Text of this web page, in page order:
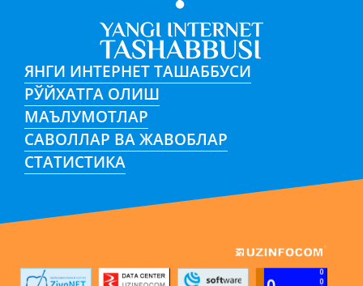
ЯНГИ ИНТЕРНЕТ ТАШАББУСИ
РЎЙХАТГА ОЛИШ
МАЪЛУМОТЛАР
САВОЛЛАР ВА ЖАВОБЛАР
СТАТИСТИКА